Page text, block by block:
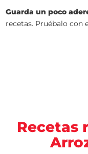
Guarda un poco
recetas. Pruébalo con
Recetas